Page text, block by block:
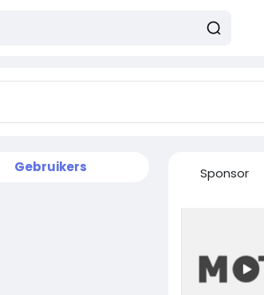
Gebruikers Sponsor